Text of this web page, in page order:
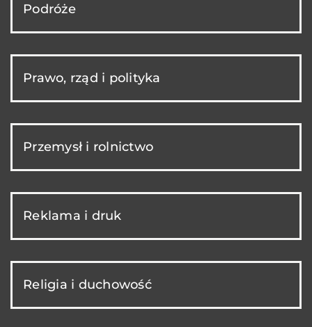
Podróże
Prawo, rząd i polityka
Przemysł i rolnictwo
Reklama i druk
Religia i duchowość